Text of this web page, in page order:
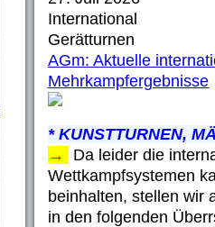
International
Gerätturnen
AGm: Aktuelle
Mehrkampfergebnisse
* KUNSTTURNEN,
→
Da leider die
Wettkampfsystemen
beinhalten, stellen wir
in den folgenden